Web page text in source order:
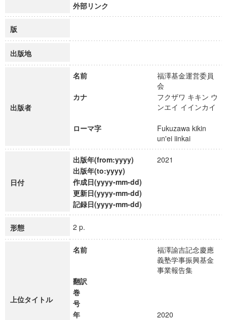
外部リンク
版
出版地
出版者
名前
福澤基金運営委員
会
カナ
フクザワ キキン ウ
ンエイ イインカイ
ローマ字
Fukuzawa kikin
un'ei iinkai
日付
出版年(from:yyyy)
2021
出版年(to:yyyy)
作成日(yyyy-mm-dd)
更新日(yyyy-mm-dd)
記録日(yyyy-mm-dd)
形態 2 p.
上位タイトル
名前
福澤諭吉記念慶應
義塾学事振興基金
事業報告集
翻訳
巻
号
年
2020